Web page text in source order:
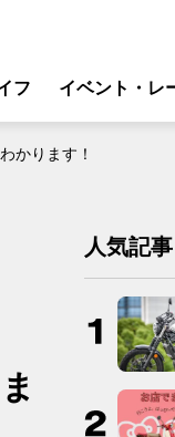
フ
ス
イベント・レ
かります！
人気記